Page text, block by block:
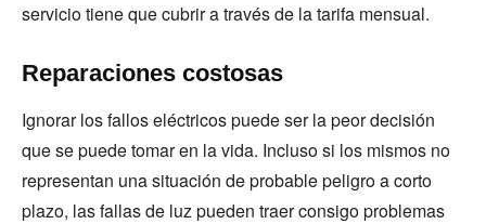
servicio tiene que cubrir a través de la tarifa mensual.
Reparaciones costosas
Ignorar los fallos eléctricos puede ser la peor decisión
que se puede tomar en la vida. Incluso si los mismos no
representan una situación de probable peligro a corto
plazo, las fallas de luz pueden traer consigo problemas